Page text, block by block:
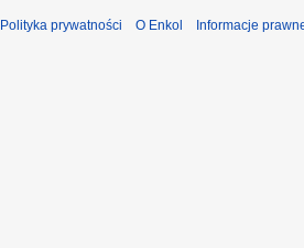
Polityka prywatności O Enkol Informacje